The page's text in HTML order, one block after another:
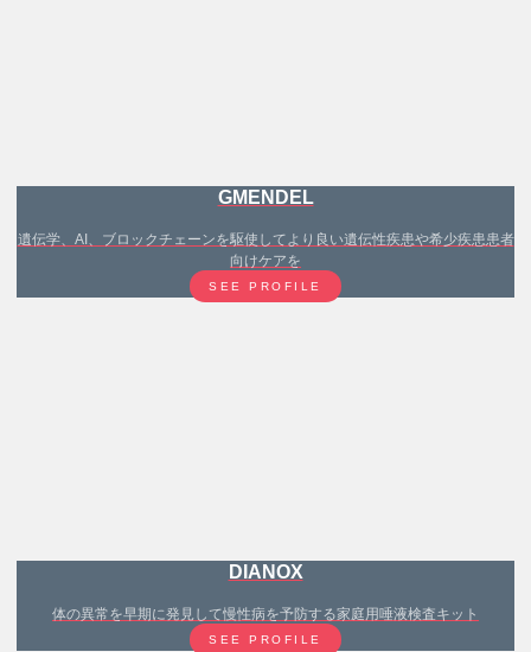
GMENDEL
遺伝学、AI、ブロックチェーンを駆使してより良い遺伝性疾患や希少疾患患者
向けケアを
SEE PROFILE
DIANOX
体の異常を早期に発見して慢性病を予防する家庭用唾液検査キット
SEE PROFILE